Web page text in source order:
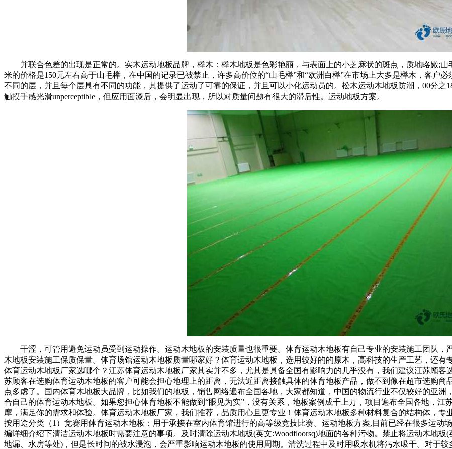
并联合色差的出现是正常的。实木运动地板品牌，榉木：榉木地板是色彩艳丽，与表面上的小芝麻状的斑点，质地略嫩;山
米的价格是150元左右高于山毛榉，在中国的记录已被禁止，许多高价位的“山毛榉”和“欧洲白榉”在市场上大多是榉木，客户
不同的层，并且每个层具有不同的功能，其提供了运动了可靠的保证，并且可以小化运动员的。松木运动木地板防潮，00分之
触摸手感光滑unperceptible，但应用面漆后，会明显出现，所以对质量问题有很大的滞后性。运动地板方案。
干涩，可管用避免运动员受到运动操作。运动木地板的安装质量也很重要。体育运动木地板有自己专业的安装施工团队，
木地板安装施工保质保量。体育场馆运动木地板质量哪家好？体育运动木地板，选用较好的的原木，高科技的生产工艺，还
体育运动木地板厂家选哪个？江苏体育运动木地板厂家其实并不多，尤其是具备全国有影响力的几乎没有，我们建议江苏顾
苏顾客在选购体育运动木地板的客户可能会担心地理上的距离，无法近距离接触具体的体育地板产品，做不到像在超市选购商
点多虑了。国内体育木地板大品牌，比如我们的地板，销售网络遍布全国各地，大家都知道，中国的物流行业不仅较好的亚
合自己的体育运动木地板。如果您担心体育地板不能做到“眼见为实”，没有关系，地板案例成千上万，项目遍布全国各地，
摩，满足你的需求和体验。体育运动木地板厂家，我们推荐，品质用心且更专业！体育运动木地板多种材料复合的结构体，专
按用途分类（1）竞赛用体育运动木地板：用于承接在室内体育馆进行的高等级竞技比赛。运动地板方案,目前已经在很多运动
编详细介绍下清洁运动木地板时需要注意的事项。及时清除运动木地板(英文:Woodfloorsq)地面的各种污物。禁止将运动木地板
地漏、水房等处)，但是长时间的被水浸泡，会严重影响运动木地板的使用周期。清洗过程中及时用吸水机将污水吸干。对于